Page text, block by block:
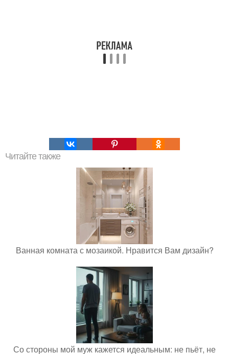
Читайте также
Ванная комната с мозаикой. Нравится Вам дизайн?
Со стороны мой муж кажется идеальным: не пьёт, не